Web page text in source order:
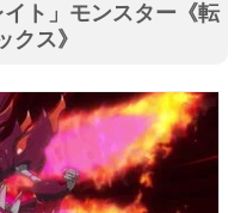
ト」モンスター《転
クス》